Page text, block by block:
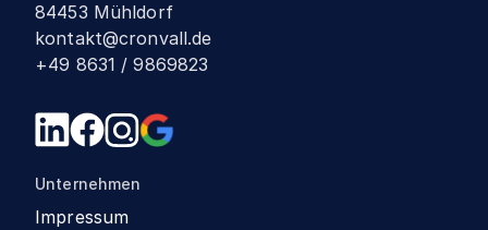
84453 Mühldorf
kontakt@cronvall.de
+49 8631 / 9869823
Unternehmen
Impressum